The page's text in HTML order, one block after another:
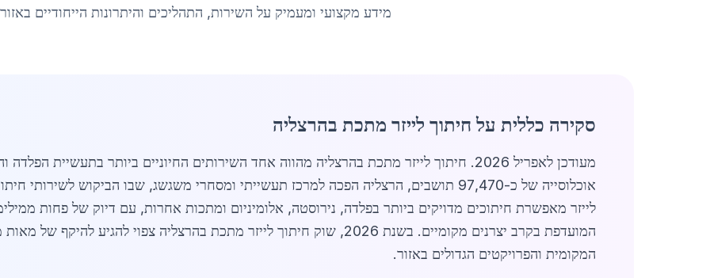
מידע מקצועי ומעמיק על השירות, התהליכים והיתרונות הייחודיים
סקירה כללית על חיתוך לייזר מתכת בהרצליה
מעודכן לאפריל 2026. חיתוך לייזר מתכת בהרצליה מהווה אחד השירותים החיוניים ביותר בתעשיית
אוכלוסייה של כ-97,470 תושבים, הרצליה הפכה למרכז תעשייתי ומסחרי משגשג, שבו הביקוש
לייזר מאפשרת חיתוכים מדויקים ביותר בפלדה, נירוסטה, אלומיניום ומתכות אחרות, עם דיוק של פחות
המועדפת בקרב יצרנים מקומיים. בשנת 2026, שוק חיתוך לייזר מתכת בהרצליה צפוי
המקומית והפרויקטים הגדולים באזור.